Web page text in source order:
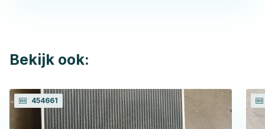
Bekijk ook:
454661